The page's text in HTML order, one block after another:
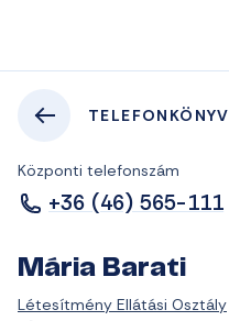
TELEFONKÖNYV
Központi telefonszám
+36 (46) 565-111
Mária Barati
Létesítmény Ellátási Osztály